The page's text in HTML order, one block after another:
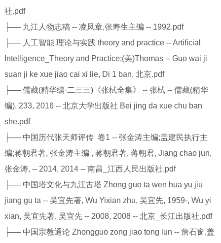
社.pdf
├── 九江人物志稿 -- 凌凤章,张寿生主编 -- 1992.pdf
├── 人工智能 理论与实践 theory and practice -- Artificial
Intelligence_Theory and Practice;(美)Thomas -- Guo wai ji
suan ji ke xue jiao cai xi lie, Di 1 ban, 北京.pdf
├── 儒藏(精华编·二三三)《张栻全集》 -- 张栻 -- 儒藏(精华
编), 233, 2016 -- 北京大学出版社 Bei jing da xue chu ban
she.pdf
├── 中国历代张天师评传 卷1 -- 张金涛主编;盖建民执行主
编;蒋朝君著, 张金涛主编 , 蒋朝君著, 蒋朝君, Jiang chao jun,
张金涛, -- 2014, 2014 -- 南昌_江西人民出版社.pdf
├── 中国塔文化与九江古塔 Zhong guo ta wen hua yu jiu
jiang gu ta -- 吴宜先著, Wu Yixian zhu, 吴宜先, 1959-, Wu yi
xian, 吴宜先著, 吴宜先 -- 2008, 2008 -- 北京_长江出版社.pdf
├── 中国宗教通论 Zhongguo zong jiao tong lun -- 詹石窗,盖